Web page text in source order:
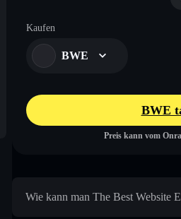
Kaufen
BWE
BWE
Preis kann vom
Wie kann man The Best Website